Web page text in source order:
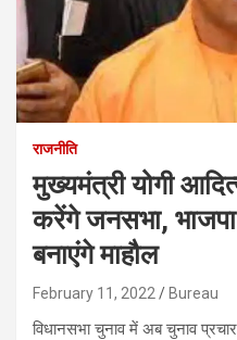
राजनीति
मुख्यमंत्री योगी
करेंगे जनसभा, भाजपा
बनाएंगे माहौल
February 11, 2022 Bureau
विधानसभा चुनाव में अब चुनाव